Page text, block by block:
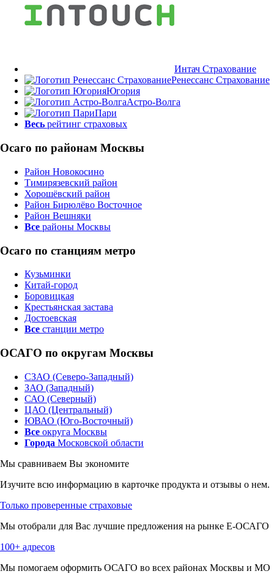
Интач Страхование
Ренессанс Страхование
Югория
Астро-Волга
Пари
Весь рейтинг страховых
Осаго по районам Москвы
Район Новокосино
Тимирязевский район
Хорошёвский район
Район Бирюлёво Восточное
Район Вешняки
Все районы Москвы
Осаго по станциям метро
Кузьминки
Китай-город
Боровицкая
Крестьянская застава
Достоевская
Все станции метро
ОСАГО по округам Москвы
СЗАО (Северо-Западный)
ЗАО (Западный)
САО (Северный)
ЦАО (Центральный)
ЮВАО (Юго-Восточный)
Все округа Москвы
Города Московской области
Мы сравниваем Вы экономите
Изучите всю информацию в карточке продукта и отзывы о нем.
Только проверенные страховые
Мы отобрали для Вас лучшие предложения на рынке Е-ОСАГО
100+ адресов
Мы помогаем оформить ОСАГО во всех районах Москвы и МО